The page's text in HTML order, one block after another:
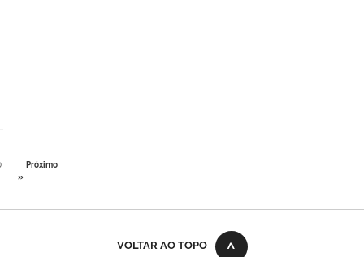
Próximo
»
VOLTAR AO TOPO